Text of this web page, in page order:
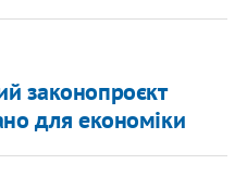
законопроєкт
для економіки